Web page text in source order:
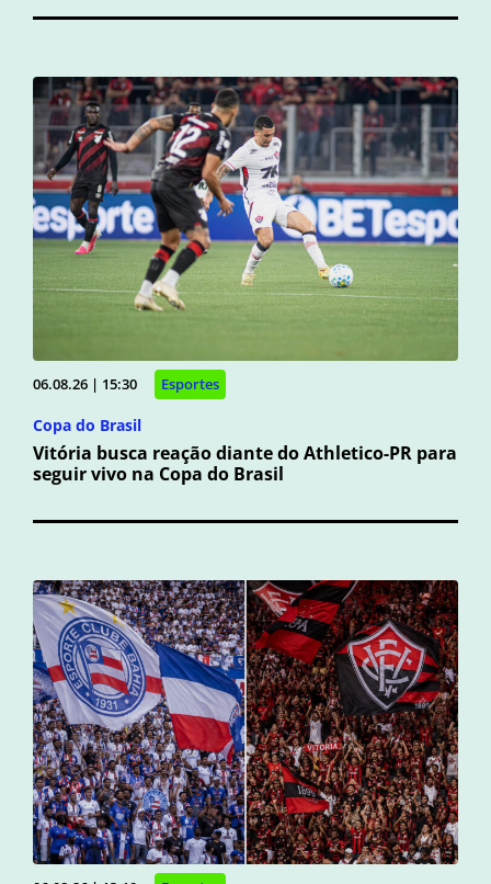
06.08.26 | 15:30 Esportes
Copa do Brasil
Vitória busca reação diante do Athletico-PR para
seguir vivo na Copa do Brasil